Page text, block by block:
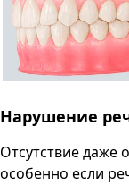
Нарушение
Отсутствие даже
особенно если